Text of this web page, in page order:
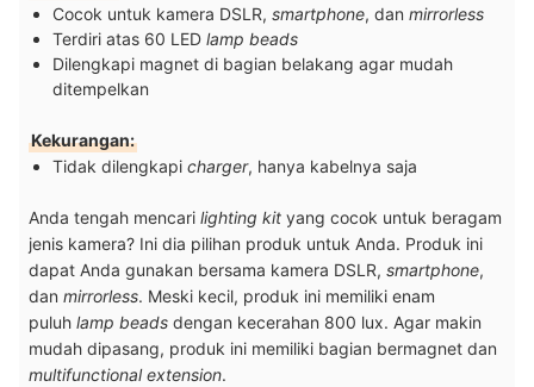
Cocok untuk kamera DSLR, smartphone, dan mirrorless
Terdiri atas 60 LED lamp beads
Dilengkapi magnet di bagian belakang agar mudah
ditempelkan
Kekurangan:
Tidak dilengkapi charger, hanya kabelnya saja
Anda tengah mencari lighting kit yang cocok untuk beragam
jenis kamera? Ini dia pilihan produk untuk Anda. Produk ini
dapat Anda gunakan bersama kamera DSLR, smartphone,
dan mirrorless. Meski kecil, produk ini memiliki enam
puluh lamp beads dengan kecerahan 800 lux. Agar makin
mudah dipasang, produk ini memiliki bagian bermagnet dan
multifunctional extension.